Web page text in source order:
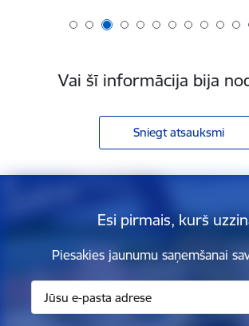
Vai šī informācija bija
Sniegt atsauksmi
Esi pirmais, kurš
Piesakies jaunumu saņemšanai